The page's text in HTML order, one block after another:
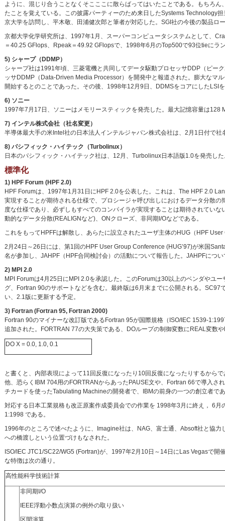
ように、混じり合うことなくそこここに散らばってはいたことである。もちろ
たことを覚えている。この披露パーティーのため来日したSystems Technology
京大学を訪問し、平木敬、田浦健次郎と筆者が対応した。SGI社の今後の製品ロ
京都大学化学研究所は、1997年1月、スーパーコンピュータシステムとして、
＝40.25 GFlops、Rpeak＝49.92 GFlopsで、1998年6月のTop500で93位tieにラ
5) シャープ（DDMP）
シャープ社は1991年頃、三菱電機と共同してデータ駆動プロセッサDDP（ピー
ッサDDMP（Data-Driven Media Processor）を開発中と報道された。膨大なマ
開始するとのことであった。その後、1998年12月9日、DDMSをコアにしたLSI
6) ソニー
1997年7月17日、ソニーはメモリースティックを発売した。最大記憶容量は128
7) インテル株式会社（社名変更）
半導体最大手の米Intel社の日本法人インテルジャパン株式会社は、2月1日付で
8) パシフィック・ハイテック（Turbolinux）
日本のパシフィック・ハイテック社は、12月、Turbolinux日本語版1.0を発売した
標準化
1) HPF Forum (HPF 2.0)
HPF Forumは、1997年1月31日にHPF 2.0を公表した。これは、The HPF 2.0
実現することが期待される仕様で、プロシージャ呼び出しにおけるデータ分散
度な仕様であり、必ずしもすべてのコンパイラが実現することは期待されてい
動的なデータ分散(REALIGNなど)、ONクローズ、非同期I/Oなどである。
これをもってHPFFは解散し、あらたに設立されたユーザ主体のHUG（HPF
2月24日～26日には、第1回のHPF User Group Conference (HUG’97)が米国
名が参加し、JAHPF（HPF合同検討会）の活動について報告した。JAHPFにつ
2) MPI 2.0
MPI Forumは4月25日にMPI 2.0を承認した。このForumは30以上のベンダやユ
グ、Fortran 90のサポートなどを含む。最終版は6月末までに公開される。
い、2.1版に更新する予定。
3) Fortran (Fortran 95, Fortran 2000)
Fortran 90のマイナーな改訂版であるFortran 95が国際規格（ISO/IEC 1539-
追加された。FORTRAN 77の大失策である、DOループの制御変数にREAL変数
DO X = 0.0, 1.0, 0.1
と書くと、内部表現によって11回反復になったり10回反復になったりするから
他、恐らくIBM 704用のFORTRANからあったPAUSE文や、Fortran 66で導入
チカードを使ったTabulating Machineの開発者で、IBMの前身の一つの創立者で
対応する日本工業規格も改正原案作成委員会での作業を 1998年3月に終え， 6
1:1998 である。
1996年のところで述べたように、Imagine社は、NAG、富士通、Absoft社と協
への橋渡しという位置づけもなされた。
ISO/IEC JTC1/SC22/WG5 (Fortran)が、1997年2月10日～14日にLas Vegasで
な特徴は次の通り。
高性能科学技術計算
非同期I/O
IEEE浮動小数点演算の例外の取り扱い
区間演算